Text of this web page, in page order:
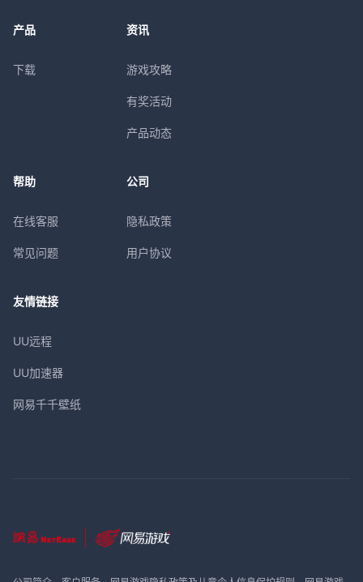
产品
下载
资讯
游戏攻略
有奖活动
产品动态
帮助
在线客服
常见问题
公司
隐私政策
用户协议
友情链接
UU远程
UU加速器
网易千千壁纸